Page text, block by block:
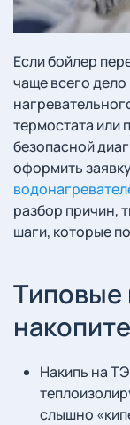
Если бойлер
чаще всего
термостата или
безопасной
оформить
разбор причин,
шаги, которые
Типовые
Накипь на
слышно